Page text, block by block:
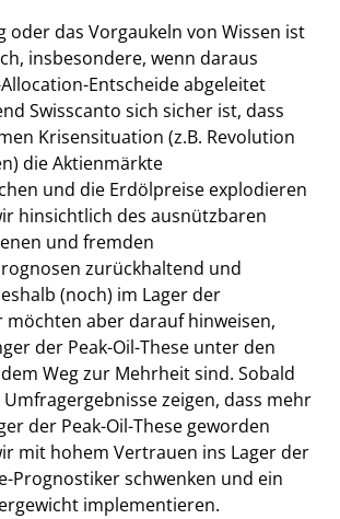
oder das Vorgaukeln von Wissen ist
insbesondere, wenn daraus
Entscheide abgeleitet
Swisscanto sich sicher ist, dass
Krisensituation (z.B. Revolution
die Aktienmärkte
und die Erdölpreise explodieren
hinsichtlich des ausnützbaren
und fremden
zurückhaltend und
(noch) im Lager der
möchten aber darauf hinweisen,
der Peak-Oil-These unter den
Weg zur Mehrheit sind. Sobald
zeigen, dass mehr
der Peak-Oil-These geworden
mit hohem Vertrauen ins Lager der
Prognostiker schwenken und ein
implementieren.